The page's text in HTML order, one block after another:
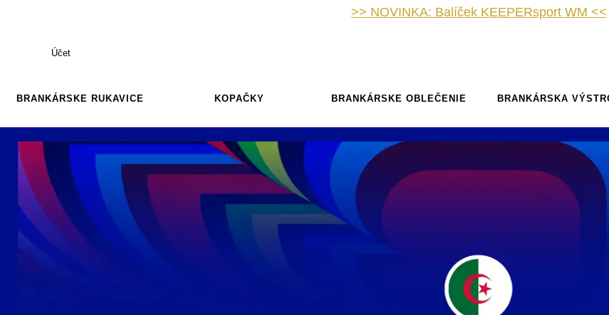
>> NOVINKA: Balíček KEEPERsport WM <<
Účet
BRANKÁRSKE RUKAVICE KOPAČKY BRANKÁRSKE OBLEČENIE BRANKÁRSKA